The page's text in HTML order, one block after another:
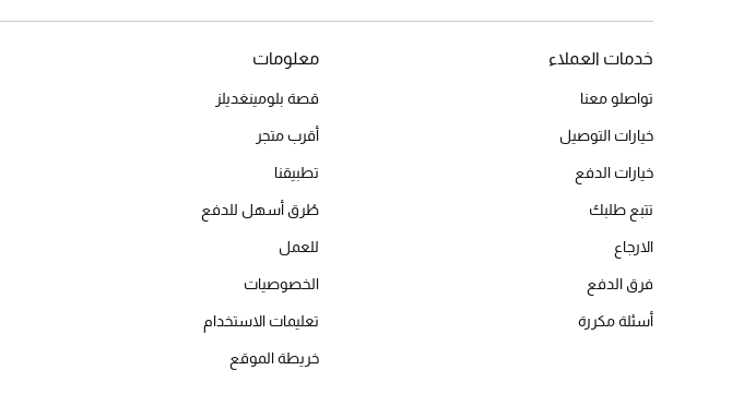
خدمات العملاء
تواصلو معنا
خيارات التوصيل
خيارات الدفع
تتبع طلبك
الارجاع
فرق الدفع
أسئلة مكررة
معلومات
قصة بلومينغديلز
أقرب متجر
تطبيقنا
طُرق أسهل للدفع
للعمل
الخصوصيات
تعليمات الاستخدام
خريطة الموقع